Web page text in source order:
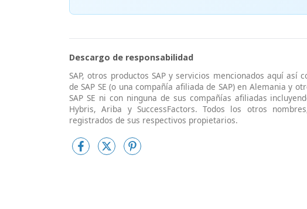
Descargo de responsabilidad
SAP, otros productos SAP y servicios mencionados aquí
de SAP SE (o una compañía afiliada de SAP) en Alemania y
SAP SE ni con ninguna de sus compañías afiliadas
Hybris, Ariba y SuccessFactors. Todos los otros
registrados de sus respectivos propietarios.